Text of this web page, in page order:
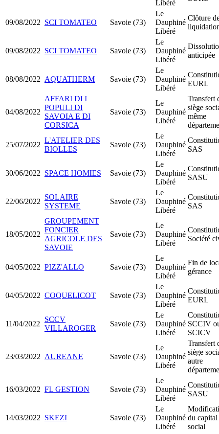
Libéré
09/08/2022 SCI TOMATEO Savoie (73)
Le
Dauphiné
Libéré
Clôture
09/08/2022 SCI TOMATEO Savoie (73)
Le
Dauphiné
Libéré
anticipée
08/08/2022 AQUATHERM Savoie (73)
Le
Dauphiné
Libéré
EURL
04/08/2022
AFFARI DI I
POPULI DI
SAVOIA E DI
CORSICA
Savoie (73)
Le
Dauphiné
Libéré
Transfert
siège
même
25/07/2022
L'ATELIER DES
BIOLLES
Savoie (73)
Le
Dauphiné
Libéré
SAS
30/06/2022 SPACE HOMIES Savoie (73)
Le
Dauphiné
Libéré
SASU
22/06/2022
SOLAIRE
SYSTEME
Savoie (73)
Le
Dauphiné
Libéré
SAS
18/05/2022
GROUPEMENT
FONCIER
AGRICOLE DES
SAVOIE
Savoie (73)
Le
Dauphiné
Libéré
Société
04/05/2022 PIZZ'ALLO Savoie (73)
Le
Dauphiné
Libéré
Fin de
gérance
04/05/2022 COQUELICOT Savoie (73)
Le
Dauphiné
Libéré
EURL
11/04/2022
SCCV
VILLAROGER
Savoie (73)
Le
Dauphiné
Libéré
SCCIV
SCICV
23/03/2022 AUREANE Savoie (73)
Le
Dauphiné
Libéré
Transfert
siège
autre
16/03/2022 FL GESTION Savoie (73)
Le
Dauphiné
Libéré
SASU
14/03/2022 SKEZI Savoie (73)
Le
Dauphiné
Libéré
du capital
social